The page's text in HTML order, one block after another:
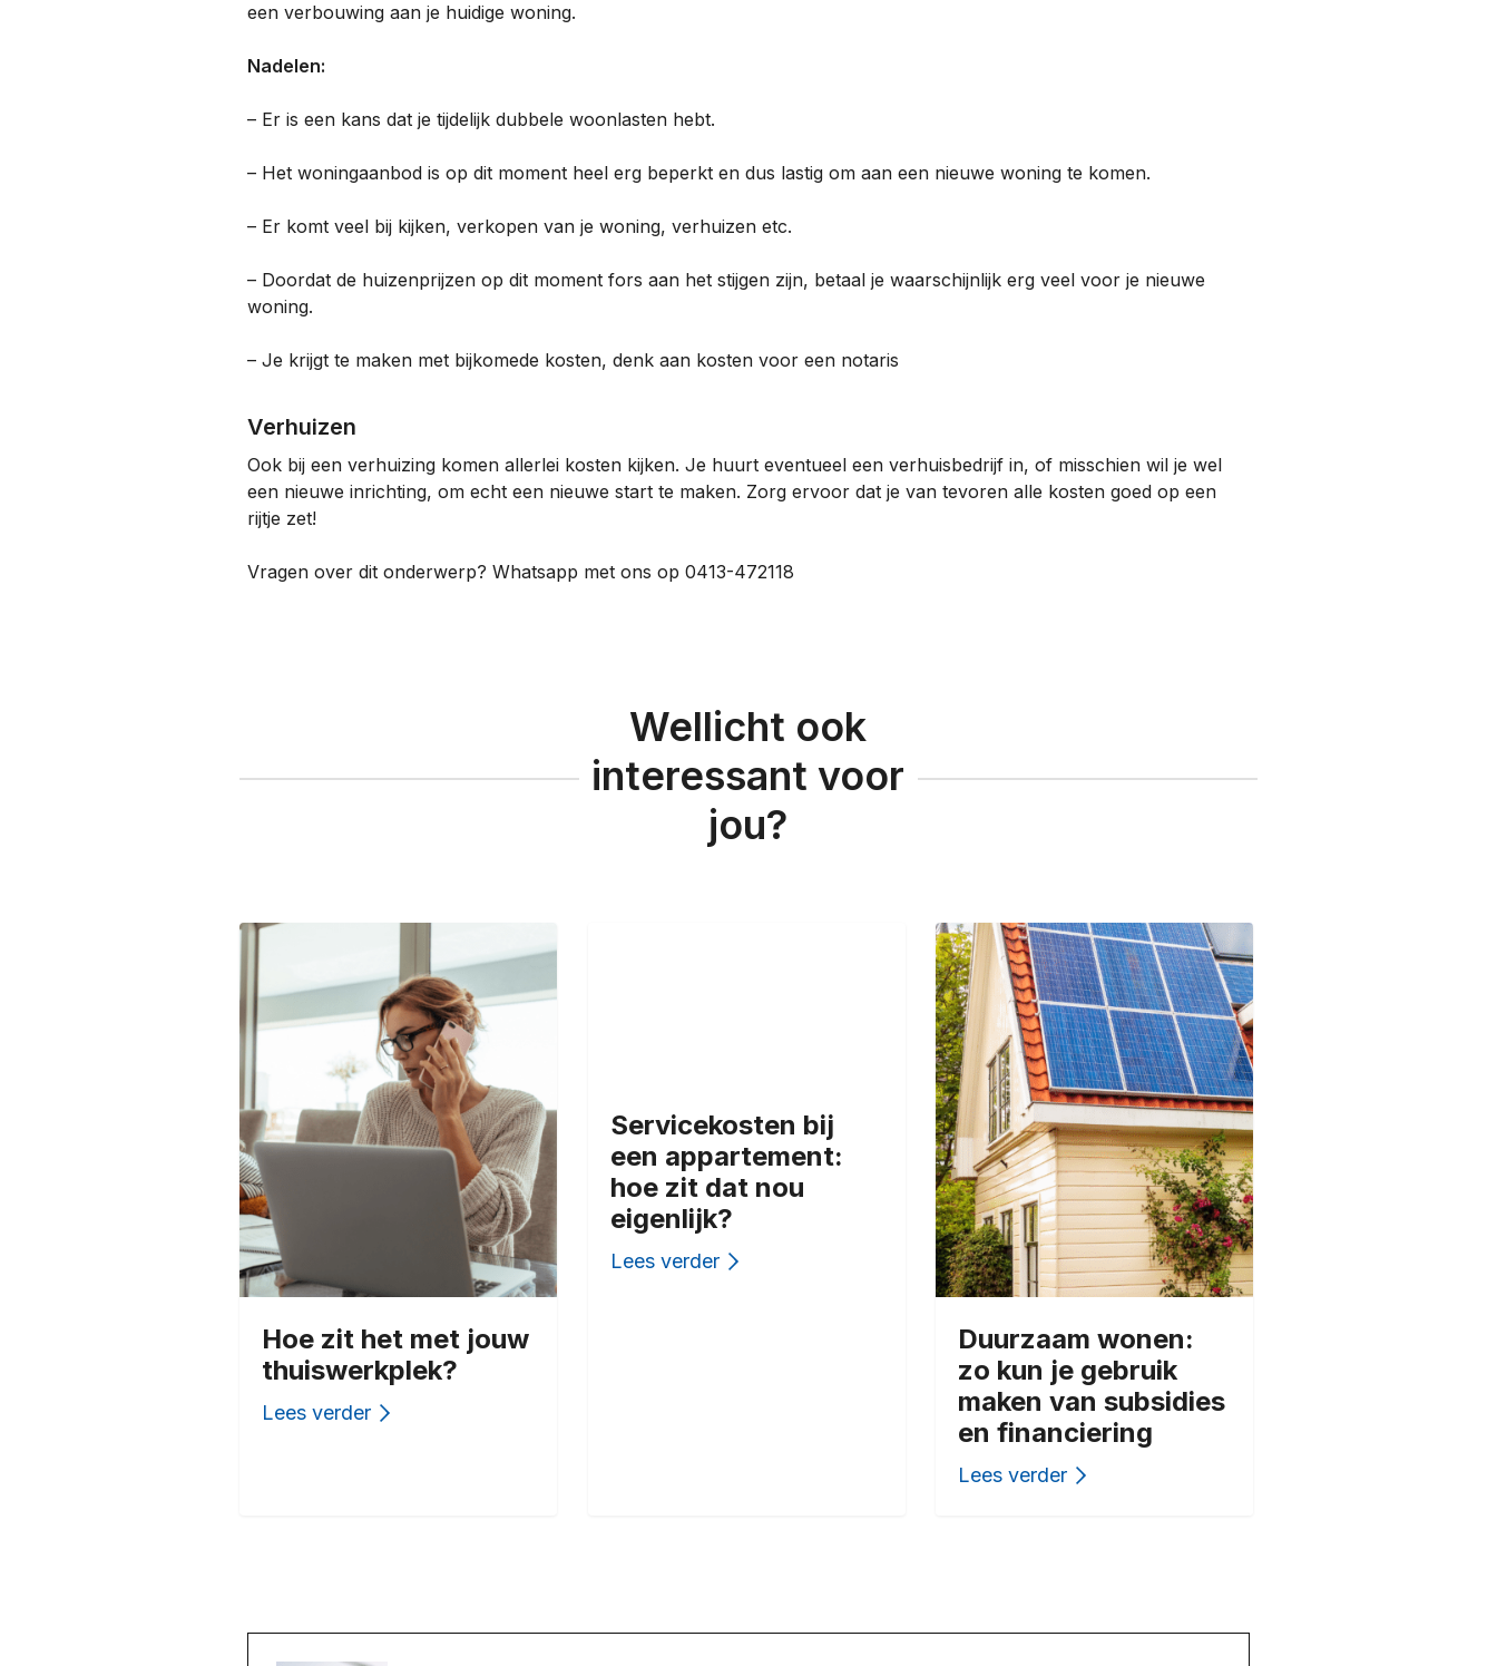
een verbouwing aan je huidige woning.
Nadelen:
– Er is een kans dat je tijdelijk dubbele woonlasten hebt.
– Het woningaanbod is op dit moment heel erg beperkt en dus lastig om aan een nieuwe woning te komen.
– Er komt veel bij kijken, verkopen van je woning, verhuizen etc.
– Doordat de huizenprijzen op dit moment fors aan het stijgen zijn, betaal je waarschijnlijk erg veel voor je nieuwe
woning.
– Je krijgt te maken met bijkomede kosten, denk aan kosten voor een notaris
Verhuizen
Ook bij een verhuizing komen allerlei kosten kijken. Je huurt eventueel een verhuisbedrijf in, of misschien wil je wel
een nieuwe inrichting, om echt een nieuwe start te maken. Zorg ervoor dat je van tevoren alle kosten goed op een
rijtje zet!
Vragen over dit onderwerp? Whatsapp met ons op 0413-472118
Wellicht ook
interessant voor
jou?
Hoe zit het met jouw
thuiswerkplek?
Lees verder
Servicekosten bij
een appartement:
hoe zit dat nou
eigenlijk?
Lees verder
Duurzaam wonen:
zo kun je gebruik
maken van subsidies
en financiering
Lees verder